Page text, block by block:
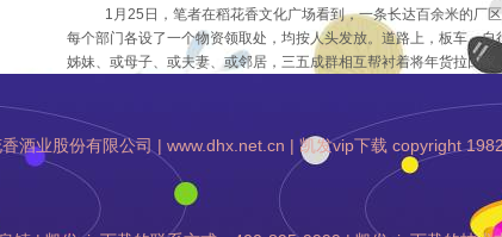
1 月 25 日，笔者在稻花香文化广场看到，一条长达百余米的厂
每个部门各设了一个物资领取处，均按人头发放。道路上，板车、
姊妹、或母子、或夫妻、或邻居，三五成群相互帮衬着将年货拉回
酒业股份有限公司 | www.dhx.net.cn | 凯发vip下载 copyright